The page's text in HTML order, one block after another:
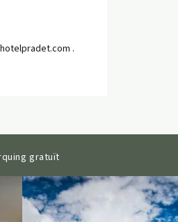
.
gratuït